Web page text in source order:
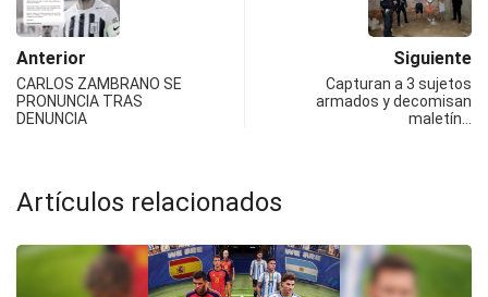
Anterior
CARLOS ZAMBRANO SE
PRONUNCIA TRAS
DENUNCIA
Siguiente
Capturan a 3 sujetos
armados y decomisan
maletín…
Artículos relacionados